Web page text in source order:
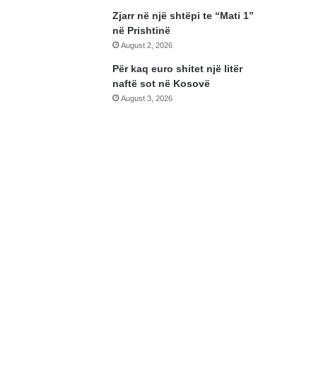
Zjarr në një shtëpi te “Mati 1”
në Prishtinë
August 2, 2026
Për kaq euro shitet një litër
naftë sot në Kosovë
August 3, 2026